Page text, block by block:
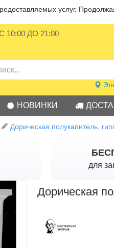
услуг.
10:00 ДО 21:00
НОВИНКИ
Дорическая полукапитель,
для
Дорическая